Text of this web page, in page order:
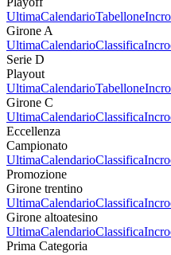
UltimaCalendarioTabellone
Girone A
UltimaCalendarioClassifica
Serie D
Playout
UltimaCalendarioTabellone
Girone C
UltimaCalendarioClassifica
Eccellenza
Campionato
UltimaCalendarioClassifica
Promozione
Girone trentino
UltimaCalendarioClassifica
Girone altoatesino
UltimaCalendarioClassifica
Prima Categoria